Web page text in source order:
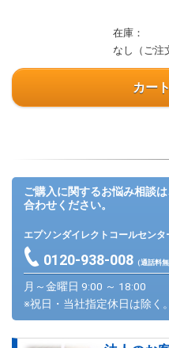
在庫：
なし（ご注
カー
ご購入に関するお悩み相談
合わせください。
エプソンダイレクトコールセンタ
0120-938-008（通話料無
月～金曜日 9:00 ～ 18:00
※祝日・当社指定休日は除く。